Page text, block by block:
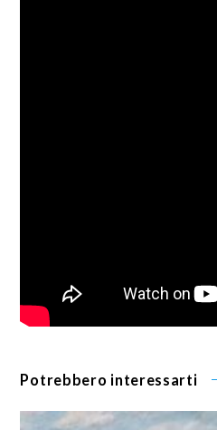
Potrebbero interessarti